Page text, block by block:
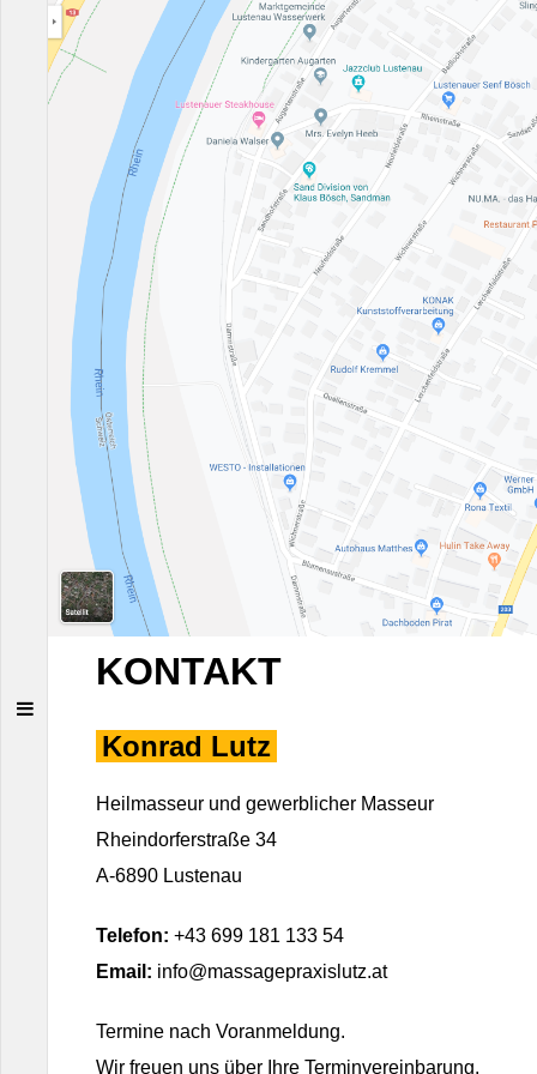
KONTAKT
Konrad Lutz
Heilmasseur und gewerblicher Masseur
Rheindorferstraße 34
A-6890 Lustenau
Telefon: +43 699 181 133 54
Email: info@massagepraxislutz.at
Termine nach Voranmeldung.
Wir freuen uns über Ihre Terminvereinbarung.